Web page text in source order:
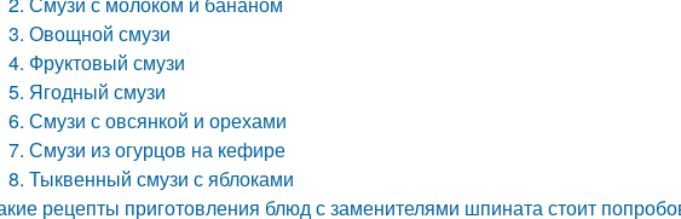
3. Овощной смузи
4. Фруктовый смузи
5. Ягодный смузи
6. Смузи с овсянкой и орехами
7. Смузи из огурцов на кефире
8. Тыквенный смузи с яблоками
рецепты приготовления блюд с заменителями шпината стоит